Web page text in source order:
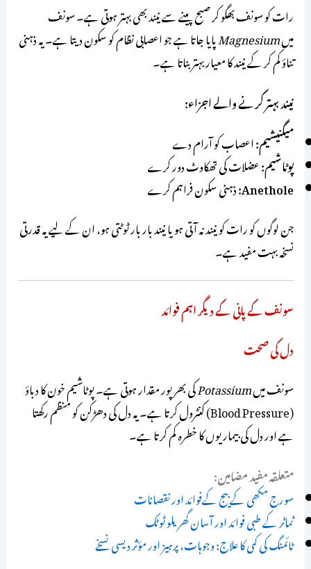
رات کو سونف بھگو کر صبح پینے سے نیند بھی بہتر ہوتی ہے۔ سونف
میںMagnesiumپایا جاتا ہے جو اعصابی نظام کو سکون دیتا ہے۔ یہ ذہنی
تناؤ کم کر کے نیند کا معیار بہتر بناتا ہے۔
نیند بہتر کرنے والے اجزاء:
میگنیشیم:اعصاب کو آرام دے
پوٹاشیم:عضلات کی تھکاوٹ دور کرے
Anethole: ذہنی سکون فراہم کرے
جن لوگوں کو رات کو نیند نہ آتی ہو یا نیند بار بار ٹوٹتی ہو، ان کے لیے یہ قدرتی
نسخہ بہت مفید ہے۔
سونف کے پانی کے دیگر اہم فوائد
دل کی صحت
سونف میںPotassiumکی بھرپور مقدار ہوتی ہے۔ پوٹاشیم خون کا دباؤ
(Blood Pressure) کنٹرول کرتا ہے۔ یہ دل کی دھڑکن کو منظم رکھتا
ہے اور دل کی بیماریوں کا خطرہ کم کرتا ہے۔
متعلقہ مفید مضامین:
سورج مکھی کے بیج کےفوائد اور نقصانات
ٹماٹر کے طبی فوائد اور آسان گھریلو ٹوٹک
ٹائمنگ کی کمی کا علاج: وجوہات، پرہیز اور مؤثر دیسی نسخے